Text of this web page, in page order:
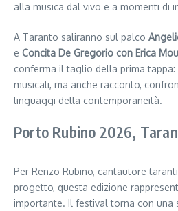
alla musica dal vivo e a momenti di
A Taranto saliranno sul palco
e Concita De Gregorio con Erica Mou
conferma il taglio della prima
musicali, ma anche racconto,
linguaggi della contemporaneità.
Porto Rubino 2026,
Per Renzo Rubino, cantautore
progetto, questa edizione
importante. Il festival torna con una